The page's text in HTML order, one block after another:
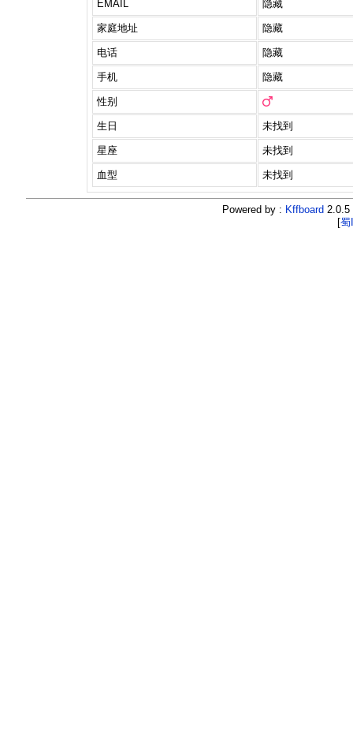
EMAIL 隐藏
家庭地址 隐藏
电话 隐藏
手机 隐藏
性别
生日 未找到
星座 未找到
血型 未找到
Powered by : Kffboard 2.0.5
[蜀